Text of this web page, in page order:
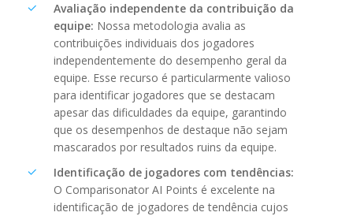
Avaliação independente da contribuição da
equipe: Nossa metodologia avalia as
contribuições individuais dos jogadores
independentemente do desempenho geral da
equipe. Esse recurso é particularmente valioso
para identificar jogadores que se destacam
apesar das dificuldades da equipe, garantindo
que os desempenhos de destaque não sejam
mascarados por resultados ruins da equipe.
Identificação de jogadores com tendências:
O Comparisonator AI Points é excelente na
identificação de jogadores de tendência cujos